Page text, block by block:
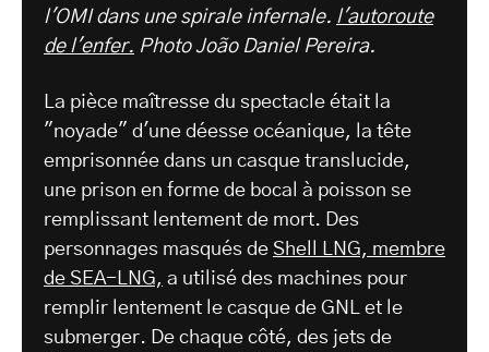
l'OMI dans une spirale infernale. l'autoroute
de l'enfer. Photo João Daniel Pereira.
La pièce maîtresse du spectacle était la
"noyade" d'une déesse océanique, la tête
emprisonnée dans un casque translucide,
une prison en forme de bocal à poisson se
remplissant lentement de mort. Des
personnages masqués de Shell LNG, membre
de SEA-LNG, a utilisé des machines pour
remplir lentement le casque de GNL et le
submerger. De chaque côté, des jets de